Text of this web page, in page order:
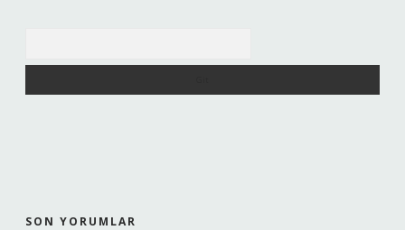
SON YORUMLAR